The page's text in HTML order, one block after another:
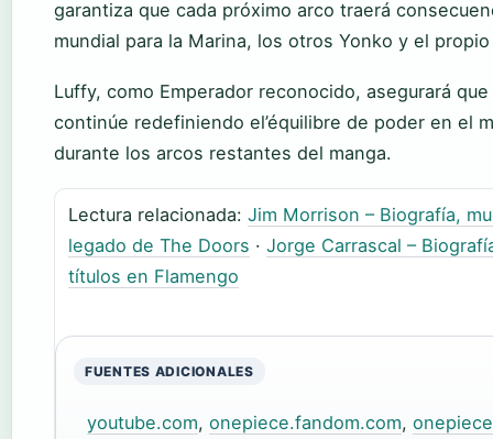
garantiza que cada próximo arco traerá
mundial para la Marina, los otros Yonko y el
Luffy, como Emperador reconocido, asegurará
continúe redefiniendo el’équilibre de poder en el
durante los arcos restantes del manga.
Lectura relacionada:Jim Morrison – Biografía,
legado de The Doors ·Jorge Carrascal –
títulos en Flamengo
FUENTES ADICIONALES
youtube.com,onepiece.fandom.com,